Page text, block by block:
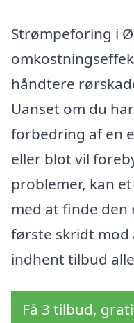
Strømpeforing i
håndtere
Uanset om du
forbedring af en
eller blot vil
problemer, kan
med at finde den
første skridt mod
indhent tilbud
Få 3 tilbud,